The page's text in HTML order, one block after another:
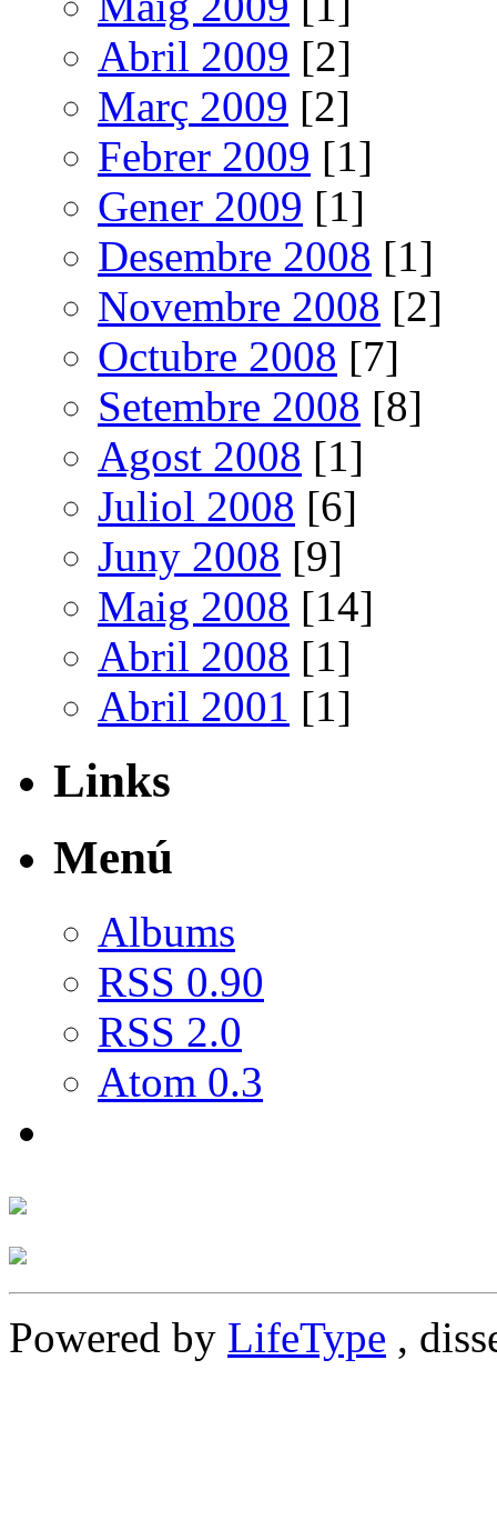
Abril 2009 [2]
Març 2009 [2]
Febrer 2009 [1]
Gener 2009 [1]
Desembre 2008 [1]
Novembre 2008 [2]
Octubre 2008 [7]
Setembre 2008 [8]
Agost 2008 [1]
Juliol 2008 [6]
Juny 2008 [9]
Maig 2008 [14]
Abril 2008 [1]
Abril 2001 [1]
Links
Menú
Albums
RSS 0.90
RSS 2.0
Atom 0.3
Powered by LifeType ,